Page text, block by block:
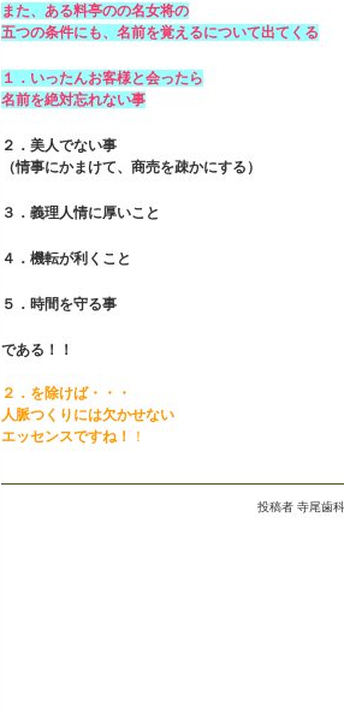
また、ある料亭のの名女将の
五つの条件にも、名前を覚えるについて出てくる
１．いったんお客様と会ったら
名前を絶対忘れない事
２．美人でない事
（情事にかまけて、商売を疎かにする）
３．義理人情に厚いこと
４．機転が利くこと
５．時間を守る事
である！！
２．を除けば・・・
人脈つくりには欠かせない
エッセンスですね！
！
投稿者寺尾歯